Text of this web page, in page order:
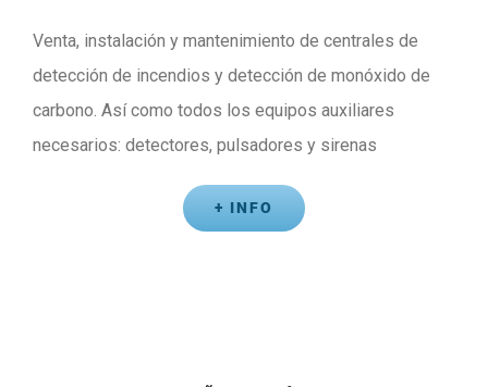
Venta, instalación y mantenimiento de centrales de
detección de incendios y detección de monóxido de
carbono. Así como todos los equipos auxiliares
necesarios: detectores, pulsadores y sirenas
+ INFO